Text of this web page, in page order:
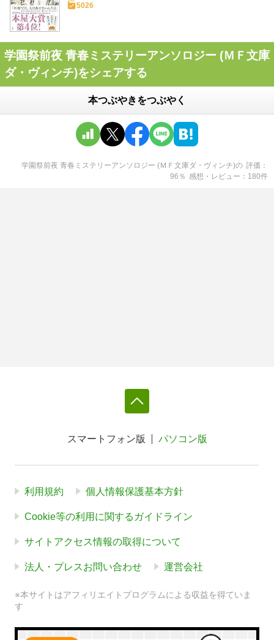
5026
学園祭前夜 青春ミステリーアンソロジー (ＭＦ文庫
ダ・ヴィンチ)をシェアする
本つぶやきをつぶやく
学園祭前夜 青春ミステリーアンソロジー (ＭＦ文庫ダ・ヴィンチ)の 評価
96 ％ 感想・レビュー 180件
スマートフォン版 パソコン版
利用規約 個人情報保護基本方針
Cookie等の利用に関するガイドライン
サイトアクセス情報の取得について
法人・プレスお問い合わせ 運営会社
※本サイトはアフィリエイトプログラムによる収益を得ていま
す